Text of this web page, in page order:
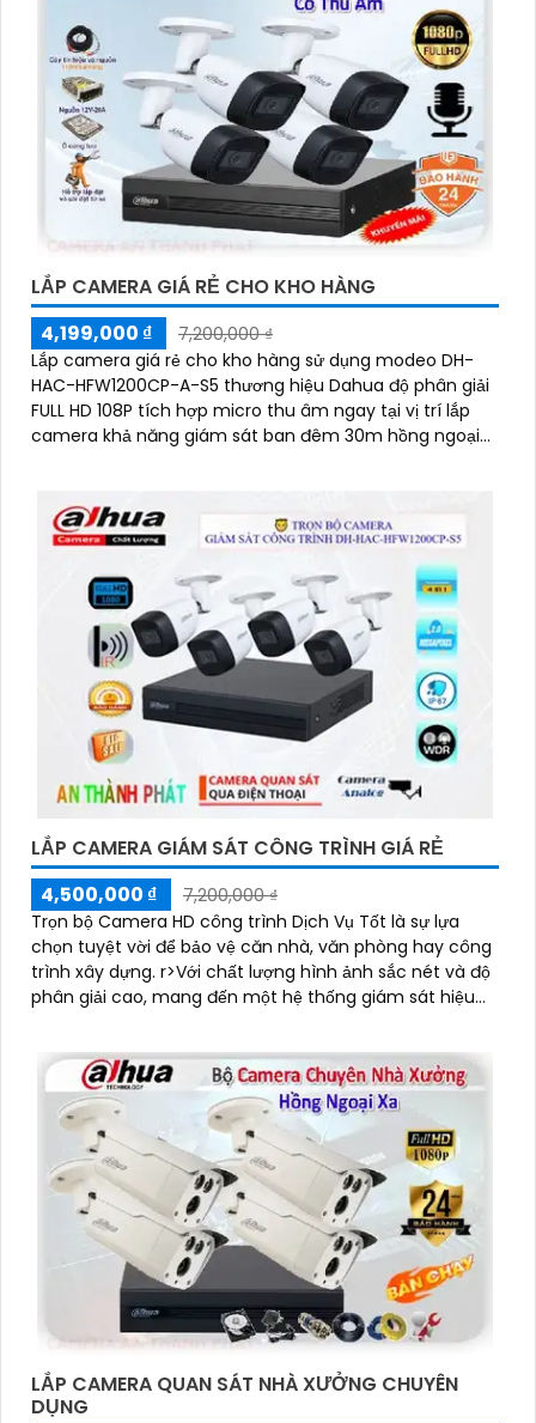
LẮP CAMERA GIÁ RẺ CHO KHO HÀNG
4,199,000 ₫
7,200,000 ₫
Lắp camera giá rẻ cho kho hàng sử dụng modeo DH-
HAC-HFW1200CP-A-S5 thương hiệu Dahua độ phân giải
FULL HD 108P tích hợp micro thu âm ngay tại vị trí lắp
camera khả năng giám sát ban đêm 30m hồng ngoại
LẮP CAMERA GIÁM SÁT CÔNG TRÌNH GIÁ RẺ
4,500,000 ₫
7,200,000 ₫
Trọn bộ Camera HD công trình Dịch Vụ Tốt là sự lựa
chọn tuyệt vời để bảo vệ căn nhà, văn phòng hay công
trình xây dựng. r>Với chất lượng hình ảnh sắc nét và độ
phân giải cao, mang đến một hệ thống giám sát hiệu
LẮP CAMERA QUAN SÁT NHÀ XƯỞNG CHUYÊN
DỤNG